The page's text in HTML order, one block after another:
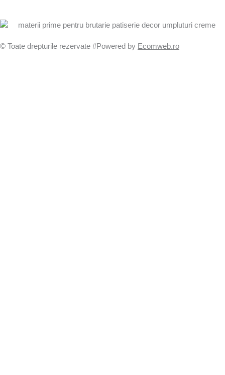
© Toate drepturile rezervate #Powered by Ecomweb.ro